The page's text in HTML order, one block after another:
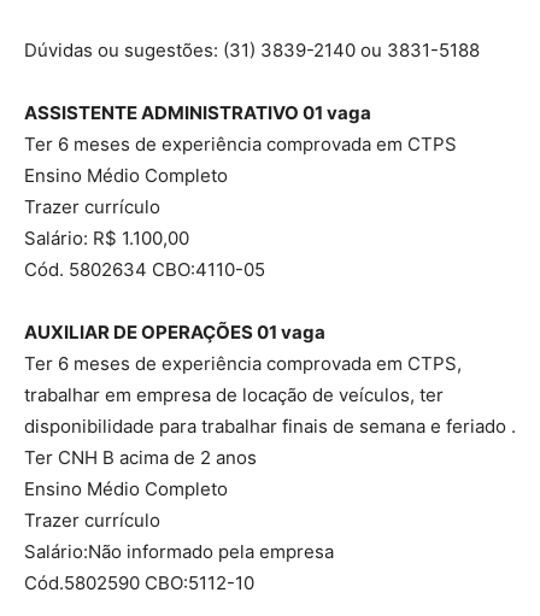
Dúvidas ou sugestões: (31) 3839-2140 ou 3831-5188
ASSISTENTE ADMINISTRATIVO 01 vaga
Ter 6 meses de experiência comprovada em CTPS
Ensino Médio Completo
Trazer currículo
Salário: R$ 1.100,00
Cód. 5802634 CBO:4110-05
AUXILIAR DE OPERAÇÕES 01 vaga
Ter 6 meses de experiência comprovada em CTPS,
trabalhar em empresa de locação de veículos, ter
disponibilidade para trabalhar finais de semana e feriado .
Ter CNH B acima de 2 anos
Ensino Médio Completo
Trazer currículo
Salário:Não informado pela empresa
Cód.5802590 CBO:5112-10